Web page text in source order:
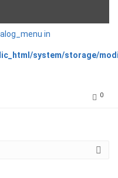
in
system/storage/
0